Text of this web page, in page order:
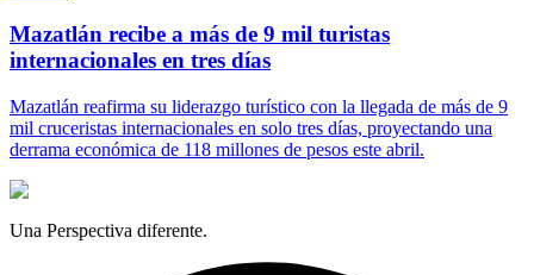
Mazatlán recibe a más de 9 mil turistas
internacionales en tres días
Mazatlán reafirma su liderazgo turístico con la llegada de más de 9
mil cruceristas internacionales en solo tres días, proyectando una
derrama económica de 118 millones de pesos este abril.
Una Perspectiva diferente.